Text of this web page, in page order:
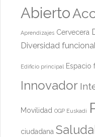
Abierto
Aprendizajes Cervecera
Diversidad funcional
Edificio principal Espacio
Innovador
Movilidad OGP Euskadi
ciudadana